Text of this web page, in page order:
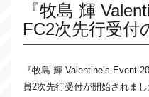
『牧島 輝
FC2次先行受付
『牧島 輝 Valentine’s Event
員2次先行受付が開始されまし